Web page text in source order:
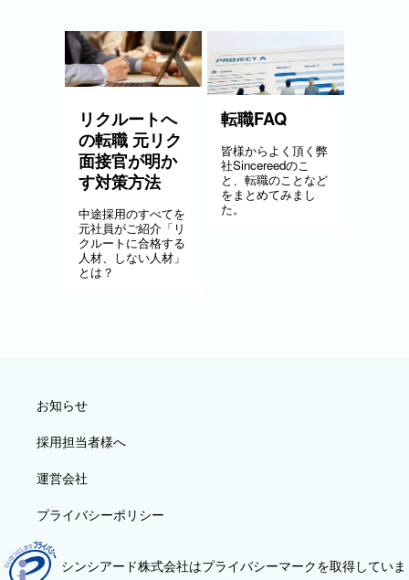
リクルートへ
の転職 元リク
面接官が明か
す対策方法
中途採用のすべてを
元社員がご紹介「リ
クルートに合格する
人材、しない人材」
とは？
転職FAQ
皆様からよく頂く弊
社Sincereedのこ
と、転職のことなど
をまとめてみまし
た。
お知らせ
採用担当者様へ
運営会社
プライバシーポリシー
シンシアード株式会社はプライバシーマークを取得していま